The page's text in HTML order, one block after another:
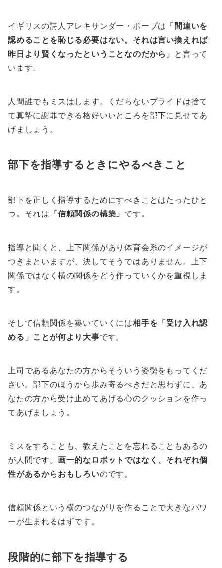
イギリスの詩人アレキサンダー・ポープは 「間違いを
認めることを恥じる必要はない。それは言い換えれば
昨日より賢くなったということなのだから」 と言って
います。
人間誰でもミスはします。くだらないプライドは捨て
て真摯に謝罪できる格好いいところを部下に見せてあ
げましょう。
部下を指導するときにやるべきこと
部下を正しく指導するためにすべきことはたったひと
つ。それは 「信頼関係の構築」 です。
指導と聞くと、上下関係があり体育会系のイメージが
つきまといますが、決してそうではありません。上下
関係ではなく横の関係をどう作っていくかを重視しま
す。
そして信頼関係を築いていくには相手を「受け入れ認
める」ことが何より大事です。
上司であるあなたの方からそういう姿勢をもってくだ
さい。部下のほうから歩み寄るべきだと思わずに、あ
なたの方から受け止めてあげる心のクッションを作っ
てあげましょう。
ミスをすることも、教えたことを忘れることもあるの
が人間です。 画一的なロボットではなく、それぞれ個
性があるからおもしろいのです。
信頼関係という横のつながりを作ることで大きなパワ
ーが生まれるはずです。
段階的に部下を指導する